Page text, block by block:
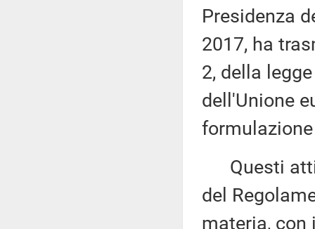
Presidenza
2017, ha
2, della
dell'Unione
Questi atti
del
materia, con